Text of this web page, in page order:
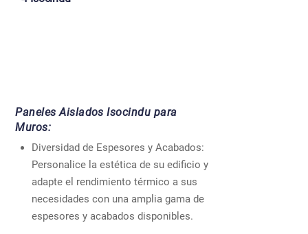
Paneles Aislados Isocindu para
Muros:
Diversidad de Espesores y Acabados:
Personalice la estética de su edificio y
adapte el rendimiento térmico a sus
necesidades con una amplia gama de
espesores y acabados disponibles.